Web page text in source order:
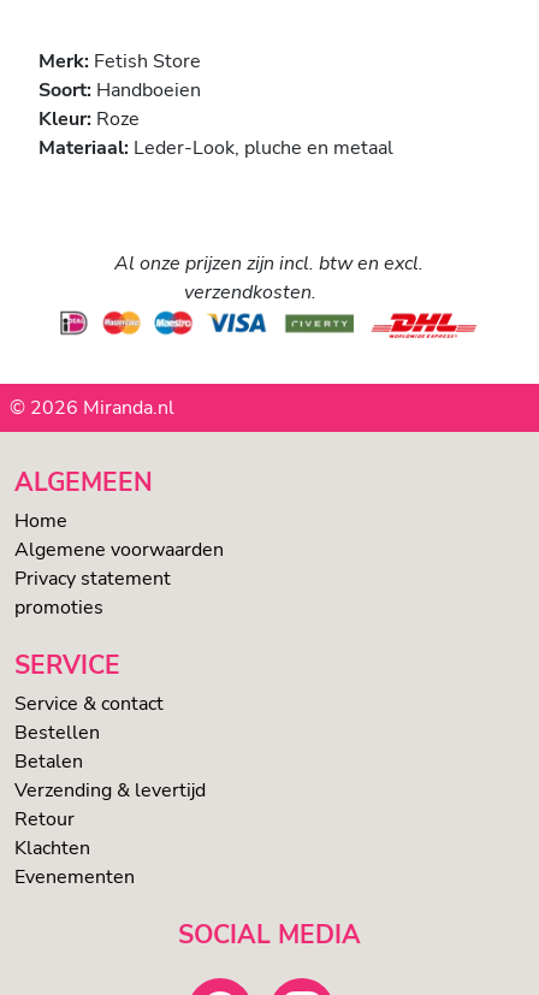
Merk: Fetish Store
Soort: Handboeien
Kleur: Roze
Materiaal: Leder-Look, pluche en metaal
Al onze prijzen zijn incl. btw en excl.
verzendkosten.
© 2026 Miranda.nl
ALGEMEEN
Home
Algemene voorwaarden
Privacy statement
promoties
SERVICE
Service & contact
Bestellen
Betalen
Verzending & levertijd
Retour
Klachten
Evenementen
SOCIAL MEDIA